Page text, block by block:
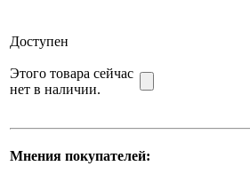
Доступен
Этого товара сейчас
нет в наличии.
Мнения покупателей: